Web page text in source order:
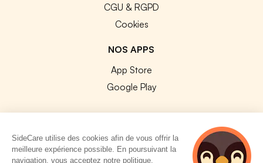
CGU & RGPD
Cookies
NOS APPS
App Store
Google Play
© 2026 SideCare. Tous droits réservés.
SideCare utilise des cookies afin de vous offrir la
meilleure expérience possible. En poursuivant la
navigation, vous acceptez notre politique.